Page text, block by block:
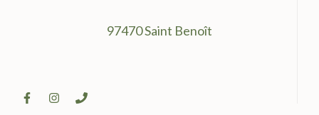
97470 Saint Benoît